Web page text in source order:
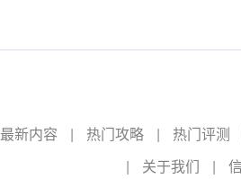
最新内容 | 热门攻略 | 热门评测
|
关于我们 |